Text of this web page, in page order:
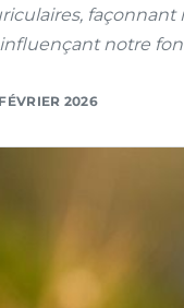
notre
2026